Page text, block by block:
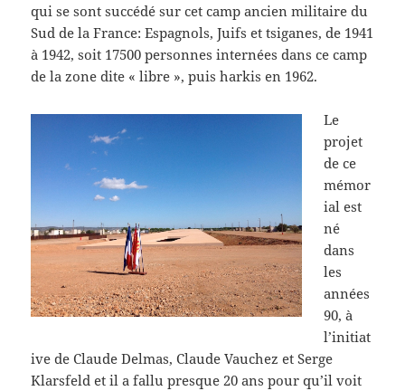
qui se sont succédé sur cet camp ancien militaire du
Sud de la France: Espagnols, Juifs et tsiganes, de 1941
à 1942, soit 17500 personnes internées dans ce camp
de la zone dite « libre », puis harkis en 1962.
Le
projet
de ce
mémor
ial est
né
dans
les
années
90, à
l’initiat
ive de Claude Delmas, Claude Vauchez et Serge
Klarsfeld et il a fallu presque 20 ans pour qu’il voit